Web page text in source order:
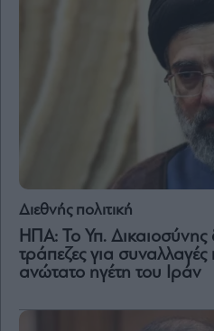
Διεθνής πολιτική
ΗΠΑ: Το Υπ. Δικαιοσύνης
τράπεζες για
ανώτατο ηγέτη του Ιράν